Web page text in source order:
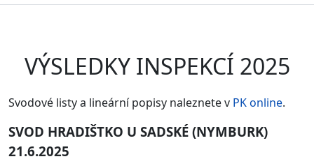
VÝSLEDKY INSPEKCÍ 2025
Svodové listy a lineární popisy naleznete v PK online.
SVOD HRADIŠTKO U SADSKÉ (NYMBURK)
21.6.2025